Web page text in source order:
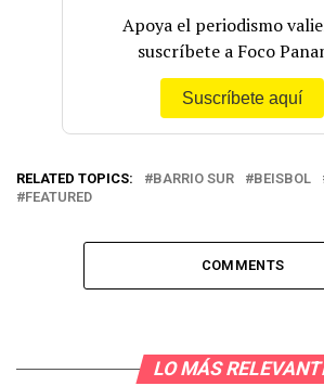
Apoya el periodismo
suscríbete a Foco
Suscríbete aquí
RELATED TOPICS: BARRIO SUR BEISBOL
FEATURED
COMMENTS
LO MÁS